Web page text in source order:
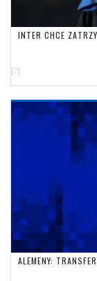
INTER CHCE
[7]
ALEMENY: